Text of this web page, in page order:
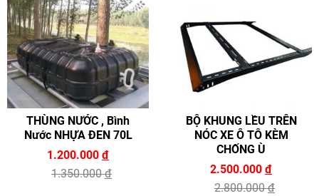
THÙNG NƯỚC , Bình
Nước NHỰA ĐEN 70L
1.200.000 đ
1.350.000đ
BỘ KHUNG LỀU TRÊN
NÓC XE Ô TÔ KÈM
CHỐNG Ù
2.500.000 đ
2.800.000đ